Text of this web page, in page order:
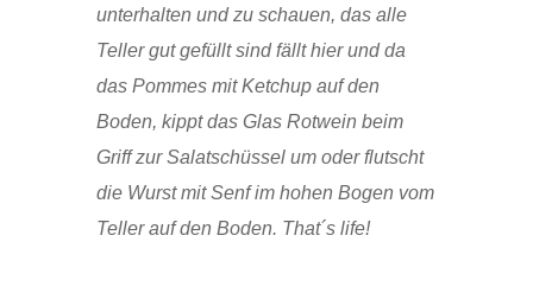
unterhalten und zu schauen, das alle
Teller gut gefüllt sind fällt hier und da
das Pommes mit Ketchup auf den
Boden, kippt das Glas Rotwein beim
Griff zur Salatschüssel um oder flutscht
die Wurst mit Senf im hohen Bogen vom
Teller auf den Boden. That´s life!